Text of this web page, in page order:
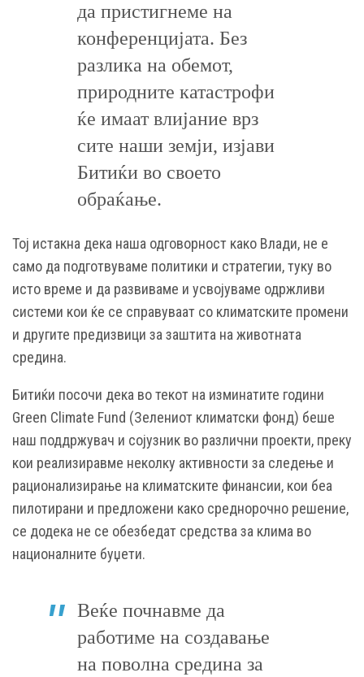
да пристигнеме на
конференцијата. Без
разлика на обемот,
природните катастрофи
ќе имаат влијание врз
сите наши земји, изјави
Битиќи во своето
обраќање.
Тој истакна дека наша одговорност како Влади, не е
само да подготвуваме политики и стратегии, туку во
исто време и да развиваме и усвојуваме одржливи
системи кои ќе се справуваат со климатските промени
и другите предизвици за заштита на животната
средина.
Битиќи посочи дека во текот на изминатите години
Green Climate Fund (Зелениот климатски фонд) беше
наш поддржувач и сојузник во различни проекти, преку
кои реализиравме неколку активности за следење и
рационализирање на климатските финансии, кои беа
пилотирани и предложени како среднорочно решение,
се додека не се обезбедат средства за клима во
националните буџети.
Веќе почнавме да
работиме на создавање
на поволна средина за